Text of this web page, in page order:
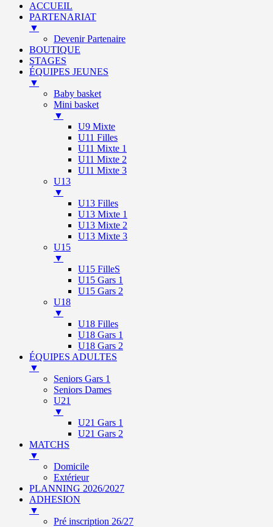
ACCUEIL
PARTENARIAT
▼
Devenir Partenaire
BOUTIQUE
STAGES
ÉQUIPES JEUNES
▼
Baby basket
Mini basket
▼
U9 Mixte
U11 Filles
U11 Mixte 1
U11 Mixte 2
U11 Mixte 3
U13
▼
U13 Filles
U13 Mixte 1
U13 Mixte 2
U13 Mixte 3
U15
▼
U15 FilleS
U15 Gars 1
U15 Gars 2
U18
▼
U18 Filles
U18 Gars 1
U18 Gars 2
ÉQUIPES ADULTES
▼
Seniors Gars 1
Seniors Dames
U21
▼
U21 Gars 1
U21 Gars 2
MATCHS
▼
Domicile
Extérieur
PLANNING 2026/2027
ADHESION
▼
Pré inscription 26/27